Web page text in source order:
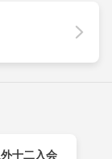
十二入会